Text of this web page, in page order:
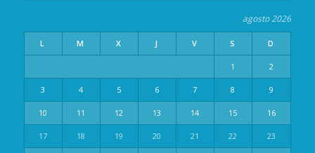
agosto 2026
L M X J V S D
1 2
3 4 5 6 7 8 9
10 11 12 13 14 15 16
17 18 19 20 21 22 23